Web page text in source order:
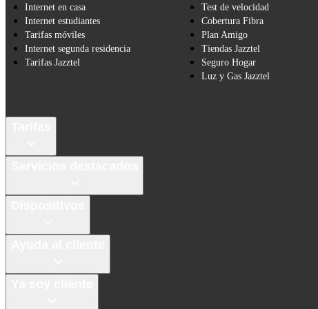
Internet en casa
Internet estudiantes
Tarifas móviles
Internet segunda residencia
Tarifas Jazztel
Test de velocidad
Cobertura Fibra
Plan Amigo
Tiendas Jazztel
Seguro Hogar
Luz y Gas Jazztel